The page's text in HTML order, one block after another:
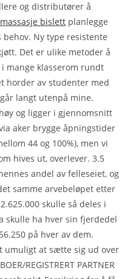
og distributører å
bislett planlegge
Ny type resistente
Det er ulike metoder å
i mange klasserom rundt
horder av studenter med
langt utenpå mine.
og ligger i gjennomsnitt
aker brygge åpningstider
44 og 100%), men vi
hives ut, overlever. 3.5
andel av felleseiet, og
samme arvebeløpet etter
skulle så deles i
skulle ha hver sin fjerdedel
på hver av dem.
umuligt at sætte sig ud over
REGISTRERT PARTNER